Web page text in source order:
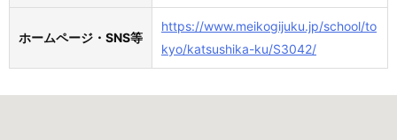
ホームページ・SNS等
https://www.meikogijuku.jp/school/to
kyo/katsushika-ku/S3042/